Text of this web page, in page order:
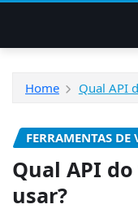
Home Qual API
FERRAMENTAS DE
Qual API
usar?